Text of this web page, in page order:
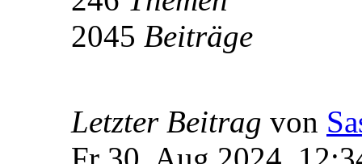
2045 Beiträge
Letzter Beitrag von